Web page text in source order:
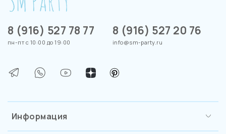
Информация
8 (916) 527 78 77
пн-пт с 10:00 до 19:00
8 (916) 527 20 76
info@sm-party.ru